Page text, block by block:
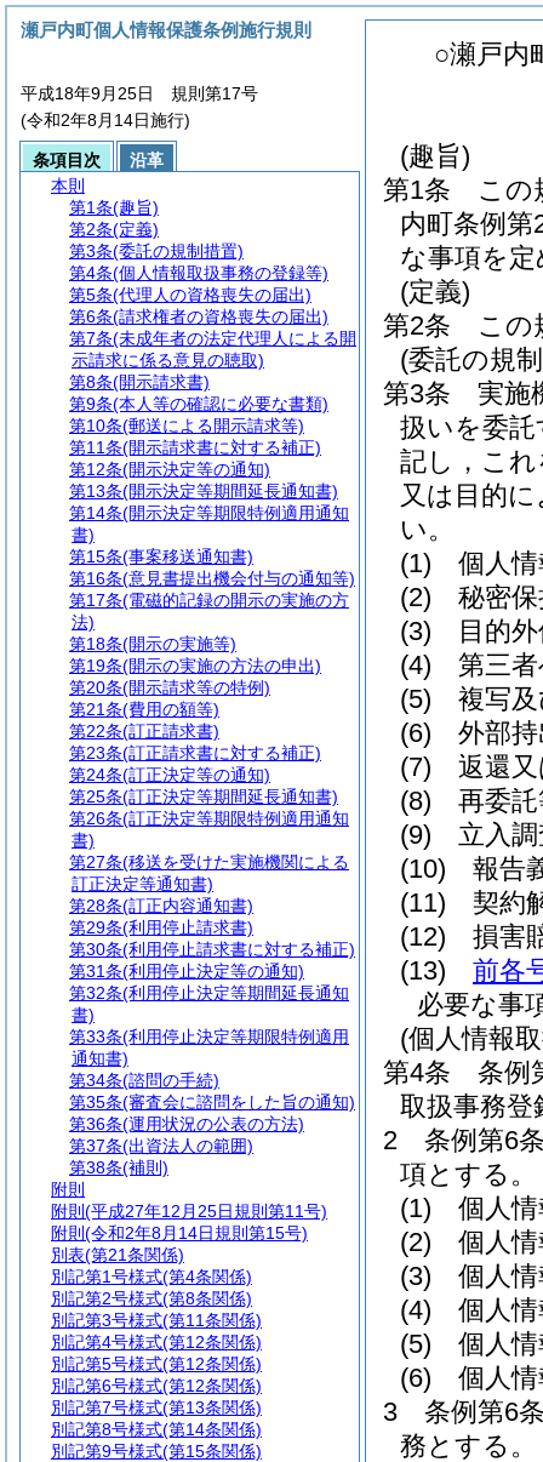
○瀬戸内
(趣旨)
第1条
この
内町条例
な事項を
(定義)
第2条
この
(委託の規
第3条
実施
扱いを委
記し，こ
又は目的
い。
(1)
個人
(2)
秘密
(3)
目的
(4)
第三
(5)
複写
(6)
外部
(7)
返還
(8)
再委
(9)
立入
(10)
報告
(11)
契約
(12)
損害
(13)
前各
必要な事
(個人情報
第4条
条例
取扱事務登
2
条例第6
項とする。
(1)
個人
(2)
個人
(3)
個人
(4)
個人
(5)
個人
(6)
個人
3
条例第6
務とする。
瀬戸内町個人情報保護条例施行規則
平成18年9月25日 規則第17号
(令和2年8月14日施行)
条項目次
沿革
本則
第1条(趣旨)
第2条(定義)
第3条(委託の規制措置)
第4条(個人情報取扱事務の登録等)
第5条(代理人の資格喪失の届出)
第6条(請求権者の資格喪失の届出)
第7条(未成年者の法定代理人による開
示請求に係る意見の聴取)
第8条(開示請求書)
第9条(本人等の確認に必要な書類)
第10条(郵送による開示請求等)
第11条(開示請求書に対する補正)
第12条(開示決定等の通知)
第13条(開示決定等期間延長通知書)
第14条(開示決定等期限特例適用通知
書)
第15条(事案移送通知書)
第16条(意見書提出機会付与の通知等)
第17条(電磁的記録の開示の実施の方
法)
第18条(開示の実施等)
第19条(開示の実施の方法の申出)
第20条(開示請求等の特例)
第21条(費用の額等)
第22条(訂正請求書)
第23条(訂正請求書に対する補正)
第24条(訂正決定等の通知)
第25条(訂正決定等期間延長通知書)
第26条(訂正決定等期限特例適用通知
書)
第27条(移送を受けた実施機関による
訂正決定等通知書)
第28条(訂正内容通知書)
第29条(利用停止請求書)
第30条(利用停止請求書に対する補正)
第31条(利用停止決定等の通知)
第32条(利用停止決定等期間延長通知
書)
第33条(利用停止決定等期限特例適用
通知書)
第34条(諮問の手続)
第35条(審査会に諮問をした旨の通知)
第36条(運用状況の公表の方法)
第37条(出資法人の範囲)
第38条(補則)
附則
附則 (平成27年12月25日規則第11号)
附則 (令和2年8月14日規則第15号)
別表(第21条関係)
別記第1号様式(第4条関係)
別記第2号様式(第8条関係)
別記第3号様式(第11条関係)
別記第4号様式(第12条関係)
別記第5号様式(第12条関係)
別記第6号様式(第12条関係)
別記第7号様式(第13条関係)
別記第8号様式(第14条関係)
別記第9号様式(第15条関係)